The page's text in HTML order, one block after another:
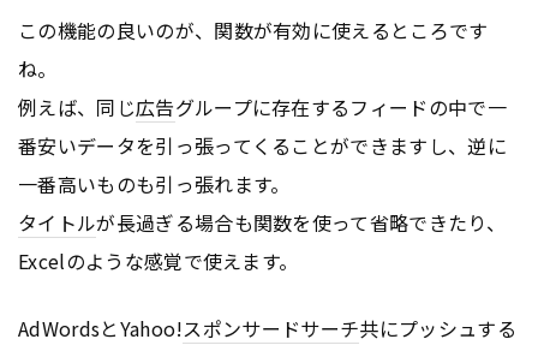
この機能の良いのが、関数が有効に使えるところです
ね。
例えば、同じ広告グループに存在するフィードの中で一
番安いデータを引っ張ってくることができますし、逆に
一番高いものも引っ張れます。
タイトルが長過ぎる場合も関数を使って省略できたり、
Excelのような感覚で使えます。
AdWordsとYahoo!スポンサードサーチ共にプッシュする